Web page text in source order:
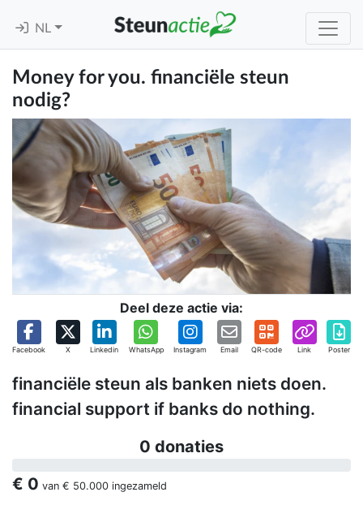
NL
Money for you. financiële steun
nodig?
Deel deze actie via:
Facebook X Linkedin WhatsApp Instagram Email QR-code Link Poster
financiële steun als banken niets doen.
financial support if banks do nothing.
0 donaties
€ 0 van € 50.000 ingezameld